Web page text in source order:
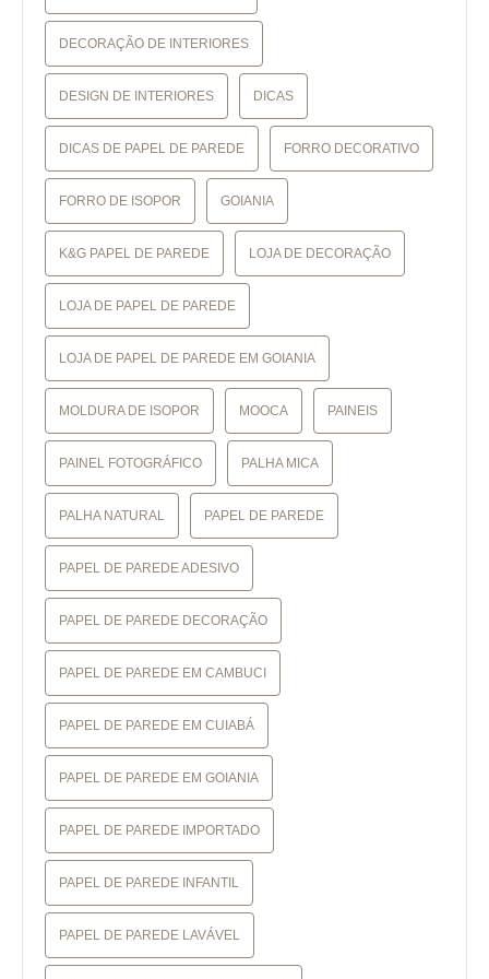
DECORAÇÃO DE INTERIORES
DESIGN DE INTERIORES DICAS
DICAS DE PAPEL DE PAREDE FORRO DECORATIVO
FORRO DE ISOPOR GOIANIA
K&G PAPEL DE PAREDE LOJA DE DECORAÇÃO
LOJA DE PAPEL DE PAREDE
LOJA DE PAPEL DE PAREDE EM GOIANIA
MOLDURA DE ISOPOR MOOCA PAINEIS
PAINEL FOTOGRÁFICO PALHA MICA
PALHA NATURAL PAPEL DE PAREDE
PAPEL DE PAREDE ADESIVO
PAPEL DE PAREDE DECORAÇÃO
PAPEL DE PAREDE EM CAMBUCI
PAPEL DE PAREDE EM CUIABÁ
PAPEL DE PAREDE EM GOIANIA
PAPEL DE PAREDE IMPORTADO
PAPEL DE PAREDE INFANTIL
PAPEL DE PAREDE LAVÁVEL